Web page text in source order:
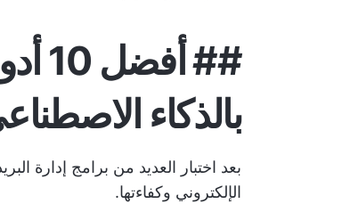
##
بالذكاء
بعد اختبار العديد من برامج إدارة
الإلكتروني وكفاءتها.